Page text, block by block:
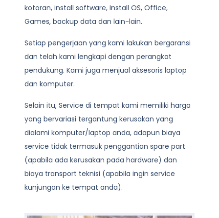
kotoran, install software, Install OS, Office,
Games, backup data dan lain-lain.
Setiap pengerjaan yang kami lakukan bergaransi
dan telah kami lengkapi dengan perangkat
pendukung. Kami juga menjual aksesoris laptop
dan komputer.
Selain itu, Service di tempat kami memiliki harga
yang bervariasi tergantung kerusakan yang
dialami komputer/laptop anda, adapun biaya
service tidak termasuk penggantian spare part
(apabila ada kerusakan pada hardware) dan
biaya transport teknisi (apabila ingin service
kunjungan ke tempat anda).